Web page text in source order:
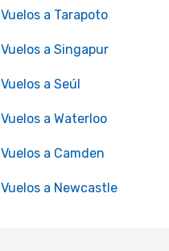
Vuelos a Tarapoto
Vuelos a Singapur
Vuelos a Seúl
Vuelos a Waterloo
Vuelos a Camden
Vuelos a Newcastle